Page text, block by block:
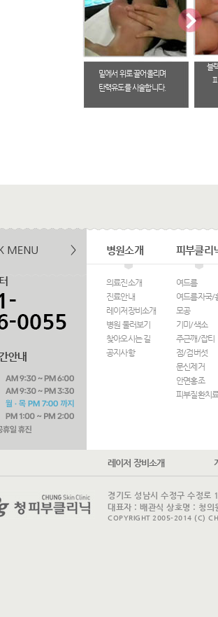
밑에서 위로 끌어올리며
탄력유도를 시술합니다.
블
병원소개
의료진소개
진료안내
레이저장비소개
병원 둘러보기
찾아오시는 길
공지사항
피부클리
여드름
여드름자국/
모공
기미/색소
주근깨/잡티
점/검버섯
문신제거
안면홍조
피부질환치
레이저 장비소개
경기도 성남시 수정구 수정
대표자 : 배관식 상호명 : 청
COPYRIGHT 2005-2014 (C)